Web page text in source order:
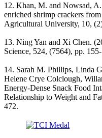
12. Khan, M. and Nowsad,
enriched shrimp crackers
Agricultural University, 10,
13. Ning Yan and Xi Chen.
Science, 524, (7564), pp.
14. Sarah M. Phillips, Linda
Helene Crye Colclough,
Energy-Dense Snack Food
Relationship to Weight and
472.